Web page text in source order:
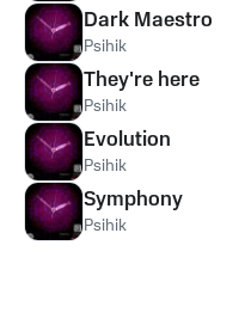
Dark Maestro
Psihik
They're here
Psihik
Evolution
Psihik
Symphony
Psihik